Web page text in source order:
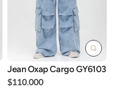
Jean Oxap Cargo GY6103
$110.000